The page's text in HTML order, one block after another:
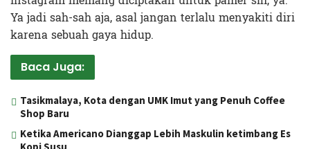
Ya jadi sah-sah aja, asal jangan terlalu menyakiti diri
karena sebuah gaya hidup.
Baca Juga:
Tasikmalaya, Kota dengan UMK Imut yang Penuh Coffee
Shop Baru
Ketika Americano Dianggap Lebih Maskulin ketimbang Es
Kopi Susu